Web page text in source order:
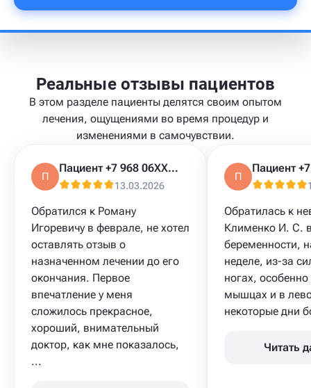
Реальные отзывы пациентов
В этом разделе пациенты делятся своим опытом
лечения, ощущениями во время процедур и
изменениями в самочувствии.
П
Пациент +7 968 06XXXXX
13.03.2026
Обратился к Роману
Игоревичу в феврале, не хотел
оставлять отзыв о
назначенном лечении до его
окончания. Первое
впечатление у меня
сложилось прекрасное,
хороший, внимательный
доктор, как мне показалось,
...
П
Обратилась к
Клименко И. С.
беременности,
неделе, из-за
ногах,
мышцах и в
некоторые дни
Читать